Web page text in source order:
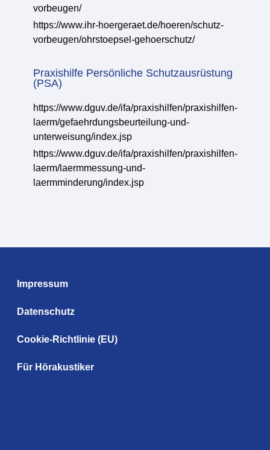
vorbeugen/
https://www.ihr-hoergeraet.de/hoeren/schutz-
vorbeugen/ohrstoepsel-gehoerschutz/
Praxishilfe Persönliche Schutzausrüstung
(PSA)
https://www.dguv.de/ifa/praxishilfen/praxishilfen-
laerm/gefaehrdungsbeurteilung-und-
unterweisung/index.jsp
https://www.dguv.de/ifa/praxishilfen/praxishilfen-
laerm/laermmessung-und-
laermminderung/index.jsp
Impressum
Datenschutz
Cookie-Richtlinie (EU)
Für Hörakustiker